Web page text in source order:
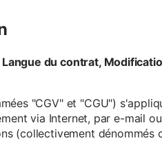
du contrat,
"CGV" et "CGU")
via Internet, par e-mail
(collectivement dénommés